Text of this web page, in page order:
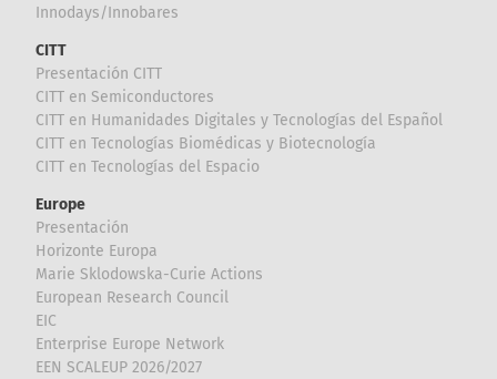
Innodays/Innobares
CITT
Presentación CITT
CITT en Semiconductores
CITT en Humanidades Digitales y Tecnologías del Español
CITT en Tecnologías Biomédicas y Biotecnología
CITT en Tecnologías del Espacio
Europe
Presentación
Horizonte Europa
Marie Sklodowska-Curie Actions
European Research Council
EIC
Enterprise Europe Network
EEN SCALEUP 2026/2027